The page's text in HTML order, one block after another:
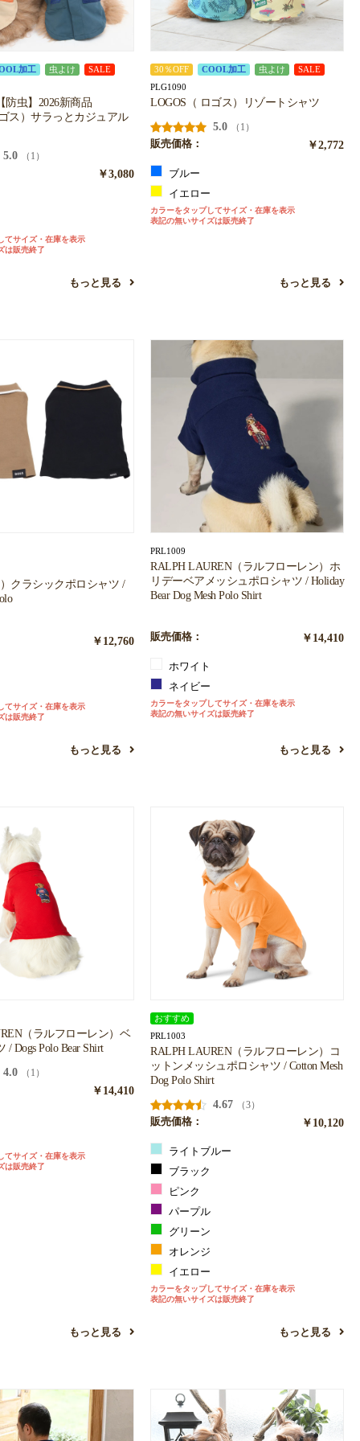
加工 虫よけ SALE
防虫】2026新商品
ス）サラっとカジュアル
（1）
￥3,080
てサイズ・在庫を表示
は販売終了
もっと見る
30％OFF COOL加工 虫よけ SALE
PLG1090
LOGOS（ ロゴス）リゾートシャツ
5.0
（1）
販売価格：
￥2,772
ブルー
イエロー
カラーをタップしてサイズ・在庫を表示
表記の無いサイズは販売終了
もっと見る
クラシックポロシャツ /
￥12,760
てサイズ・在庫を表示
は販売終了
もっと見る
PRL1009
RALPH LAUREN（ラルフローレン）ホ
リデーベアメッシュポロシャツ / Holiday
Bear Dog Mesh Polo Shirt
販売価格： ￥14,410
ホワイト
ネイビー
カラーをタップしてサイズ・在庫を表示
表記の無いサイズは販売終了
もっと見る
（ラルフローレン）ベ
/ Dogs Polo Bear Shirt
（1）
￥14,410
てサイズ・在庫を表示
は販売終了
もっと見る
おすすめ
PRL1003
RALPH LAUREN（ラルフローレン）コ
ットンメッシュポロシャツ / Cotton Mesh
Dog Polo Shirt
4.67
（3）
販売価格：
￥10,120
ライトブルー
ブラック
ピンク
パープル
グリーン
オレンジ
イエロー
カラーをタップしてサイズ・在庫を表示
表記の無いサイズは販売終了
もっと見る